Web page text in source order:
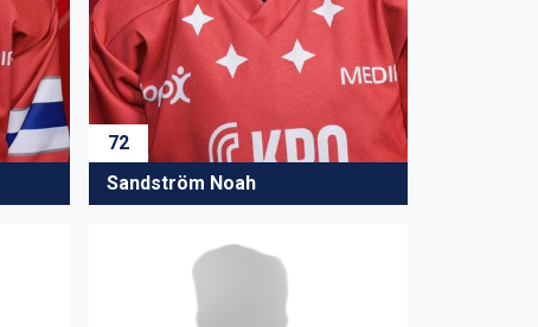
72
Sandström Noah